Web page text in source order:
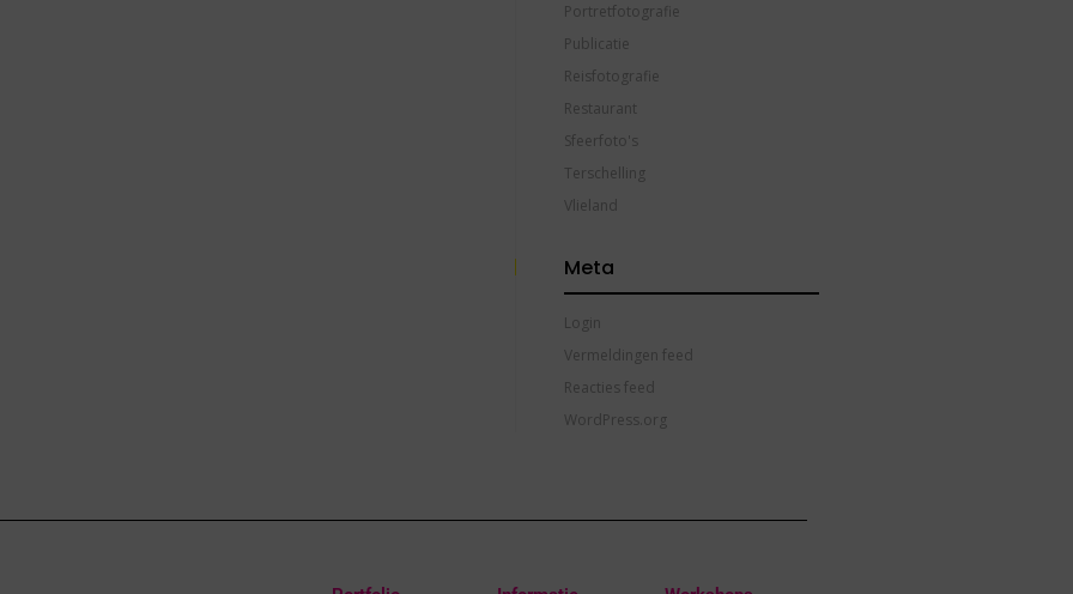
Portretfotografie
Publicatie
Reisfotografie
Restaurant
Sfeerfoto's
Terschelling
Vlieland
Meta
Login
Vermeldingen feed
Reacties feed
WordPress.org